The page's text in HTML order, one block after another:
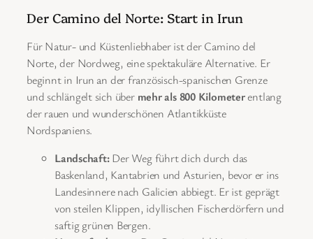
Der Camino del Norte: Start in Irun
Für Natur- und Küstenliebhaber ist der Camino del
Norte, der Nordweg, eine spektakuläre Alternative. Er
beginnt in Irun an der französisch-spanischen Grenze
und schlängelt sich über mehr als 800 Kilometerentlang
der rauen und wunderschönen Atlantikküste
Nordspaniens.
Landschaft:Der Weg führt dich durch das
Baskenland, Kantabrien und Asturien, bevor er ins
Landesinnere nach Galicien abbiegt. Er ist geprägt
von steilen Klippen, idyllischen Fischerdörfern und
saftig grünen Bergen.